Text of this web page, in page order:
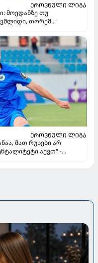
ᲔᲠᲝᲕᲜᲣᲚᲘ ᲚᲘᲒᲐ
მოედანზე თუ
თორემ...
ᲔᲠᲝᲕᲜᲣᲚᲘ ᲚᲘᲒᲐ
მათ რუსები არ
აქვთ" -